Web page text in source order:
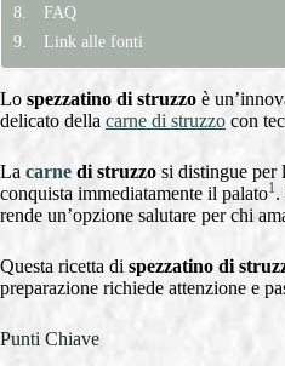
FAQ
Link alle fonti
Lo spezzatino di struzzo è
delicato della carne di struzzo con
La carne di struzzo si distingue per
conquista immediatamente il palato1.
rende un’opzione salutare per chi
Questa ricetta di spezzatino di
preparazione richiede attenzione e
Punti Chiave